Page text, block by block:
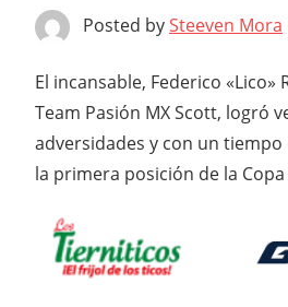
Posted bySteeven Mora
El incansable, Federico «Lico»
Team Pasión MX Scott, logró
adversidades y con un tiempo
la primera posición de la